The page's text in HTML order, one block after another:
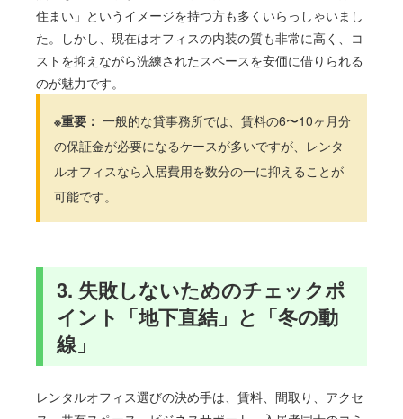
住まい」というイメージを持つ方も多くいらっしゃいまし
た。しかし、現在はオフィスの内装の質も非常に高く、コ
ストを抑えながら洗練されたスペースを安価に借りられる
のが魅力です。
※重要： 一般的な貸事務所では、賃料の6〜10ヶ月分
の保証金が必要になるケースが多いですが、レンタ
ルオフィスなら入居費用を数分の一に抑えることが
可能です。
3. 失敗しないためのチェックポ
イント「地下直結」と「冬の動
線」
レンタルオフィス選びの決め手は、賃料、間取り、アクセ